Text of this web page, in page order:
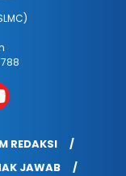
REDAKSI
JAWAB